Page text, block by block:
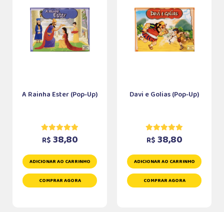
A Rainha Ester (Pop-Up)
R$ 38,80
ADICIONAR AO CARRINHO
COMPRAR AGORA
Davi e Golias (Pop-Up)
R$ 38,80
ADICIONAR AO CARRINHO
COMPRAR AGORA